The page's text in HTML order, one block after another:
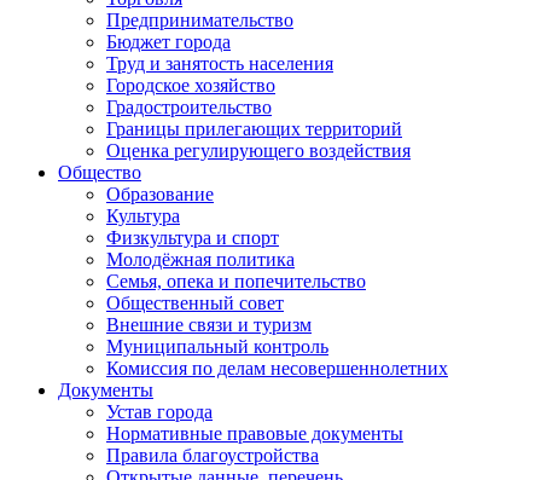
Предпринимательство
Бюджет города
Труд и занятость населения
Городское хозяйство
Градостроительство
Границы прилегающих территорий
Оценка регулирующего воздействия
Общество
Образование
Культура
Физкультура и спорт
Молодёжная политика
Семья, опека и попечительство
Общественный совет
Внешние связи и туризм
Муниципальный контроль
Комиссия по делам несовершеннолетних
Документы
Устав города
Нормативные правовые документы
Правила благоустройства